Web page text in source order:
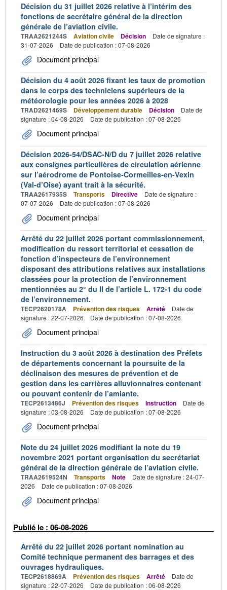
Décision du 31 juillet 2026 relative à l’intérim des
fonctions de secrétaire général de la direction
générale de l’aviation civile.
TRAA2621244S Aviation civile Décision
Date de signature :
31-07-2026
Date de publication : 07-08-2026
Document principal
Décision du 4 août 2026 fixant les taux de promotion
dans le corps des techniciens supérieurs de la
météorologie pour les années 2026 à 2028
TRAD2621469S Développement durable Décision
Date de
signature : 04-08-2026
Date de publication : 07-08-2026
Document principal
Décision 2026-54/DSAC-N/D du 7 juillet 2026 relative
aux consignes particulières de circulation aérienne
sur l’aérodrome de Pontoise-Cormeilles-en-Vexin
(Val-d’Oise) ayant trait à la sécurité.
TRAA2617935S Transports Directive
Date de signature :
07-07-2026
Date de publication : 07-08-2026
Document principal
Arrêté du 22 juillet 2026 portant commissionnement,
modification du ressort territorial et cessation de
fonction d’inspecteurs de l’environnement
disposant des attributions relatives aux installations
classées pour la protection de l’environnement
mentionnées au 2° du II de l’article L. 172-1 du code
de l’environnement.
TECP2620178A Prévention des risques Arrêté
Date de
signature : 22-07-2026
Date de publication : 07-08-2026
Document principal
Instruction du 3 août 2026 à destination des Préfets
de départements concernant la poursuite de la
déclinaison des mesures de prévention et de
gestion dans les carrières alluvionnaires contenant
ou pouvant contenir de l’amiante.
TECP2613486J Prévention des risques Instruction
Date de
signature : 03-08-2026
Date de publication : 07-08-2026
Document principal
Note du 24 juillet 2026 modifiant la note du 19
novembre 2021 portant organisation du secrétariat
général de la direction générale de l’aviation civile.
TRAA2619524N Transports Note
Date de signature : 24-07-
2026
Date de publication : 07-08-2026
Document principal
Publié le : 06-08-2026
Arrêté du 22 juillet 2026 portant nomination au
Comité technique permanent des barrages et des
ouvrages hydrauliques.
TECP2618869A Prévention des risques Arrêté
Date de
signature : 22-07-2026
Date de publication : 06-08-2026